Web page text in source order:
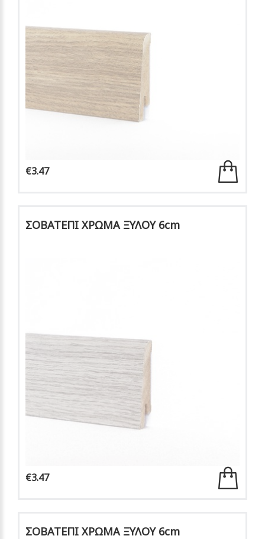
€3.47
ΣΟΒΑΤΕΠΙ ΧΡΩΜΑ ΞΥΛΟΥ 6cm
€3.47
ΣΟΒΑΤΕΠΙ ΧΡΩΜΑ ΞΥΛΟΥ 6cm